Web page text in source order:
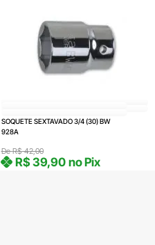
SOQUETE SEXTAVADO 3/4 (30) BW
928A
DeR$42,00
R$39,90 no Pix